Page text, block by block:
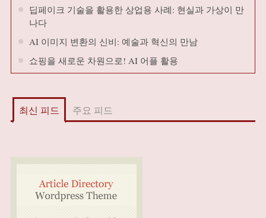
딥페이크 기술을 활용한 상업용 사례: 현실과 가상이 만
나다
AI 이미지 변환의 신비: 예술과 혁신의 만남
쇼핑을 새로운 차원으로! AI 어플 활용
최신 피드 주요 피드